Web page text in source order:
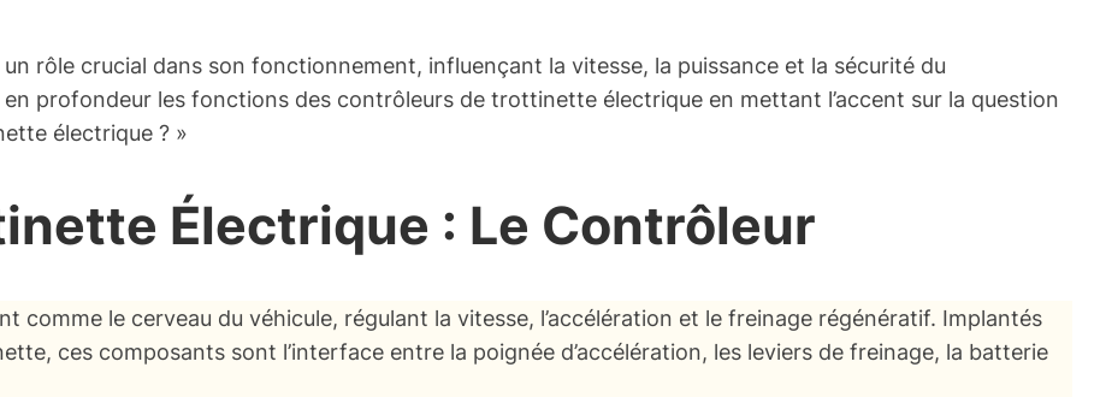
rôle crucial dans son fonctionnement, influençant la vitesse, la puissance et la sécurité du
profondeur les fonctions des contrôleurs de trottinette électrique en mettant l’accent sur la question
électrique ? »
Électrique : Le Contrôleur
comme le cerveau du véhicule, régulant la vitesse, l’accélération et le freinage régénératif. Implantés
ces composants sont l’interface entre la poignée d’accélération, les leviers de freinage, la batterie